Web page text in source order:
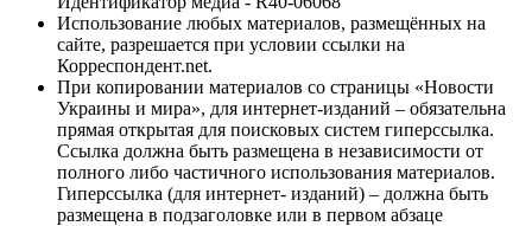
Использование любых материалов, размещённых на
сайте, разрешается при условии ссылки на
Корреспондент.net.
При копировании материалов со страницы «Новости
Украины и мира», для интернет-изданий – обязательна
прямая открытая для поисковых систем гиперссылка.
Ссылка должна быть размещена в независимости от
полного либо частичного использования материалов.
Гиперссылка (для интернет- изданий) – должна быть
размещена в подзаголовке или в первом абзаце